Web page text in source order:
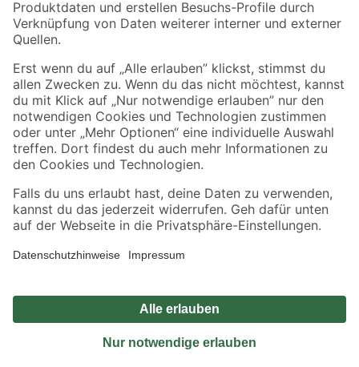
Sicher einkaufen
Jetzt die toom-App herunterladen
Alle Preisangaben in EUR inkl. gesetzl. MwSt.. Die dargestellten Angebote sind unter
Umständen nicht in allen Märkten verfügbar. Die angegebenen Verfügbarkeiten beziehen
Produkte nur solange der Vorrat reicht.
*Paketversand ab 59 € versandkostenfrei, gilt nicht für Artikel mit Speditionsversand, hier
Privatsphäre Impressum
Nutzungsbedingungen
Widerrufsrecht
Vertrag widerrufen